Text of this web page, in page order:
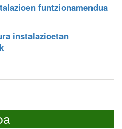
funtzionamendua
instalazioetan